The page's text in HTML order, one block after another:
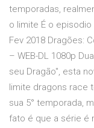
temporadas,
o limite É o
Fev 2018 Dragões:
– WEB-DL 1080p
seu Dragão", esta
limite dragons race
sua 5° temporada,
fato é que a série é